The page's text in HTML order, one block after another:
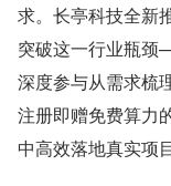
求。长亭科技全新
突破这一行业瓶
深度参与从需求梳
注册即赠免费算力
中高效落地真实项目